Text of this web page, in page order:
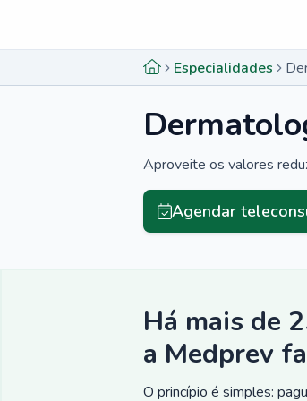
Especialidades
Aproveite os valores
Agendar
Há mais de
a Medprev
O princípio é simples: